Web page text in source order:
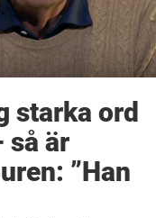
starka ord
så är
”Han